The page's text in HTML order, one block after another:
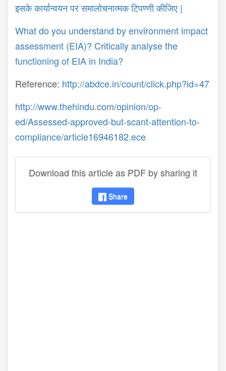
इसके कार्यान्वयन पर समालोचनात्मक टिपण्णी कीजिए |
What do you understand by environment impact
assessment (EIA)? Critically analyse the
functioning of EIA in India?
Reference: http://abdce.in/count/click.php?id=47
http://www.thehindu.com/opinion/op-
ed/Assessed-approved-but-scant-attention-to-
compliance/article16946182.ece
Download this article as PDF by sharing it
Share